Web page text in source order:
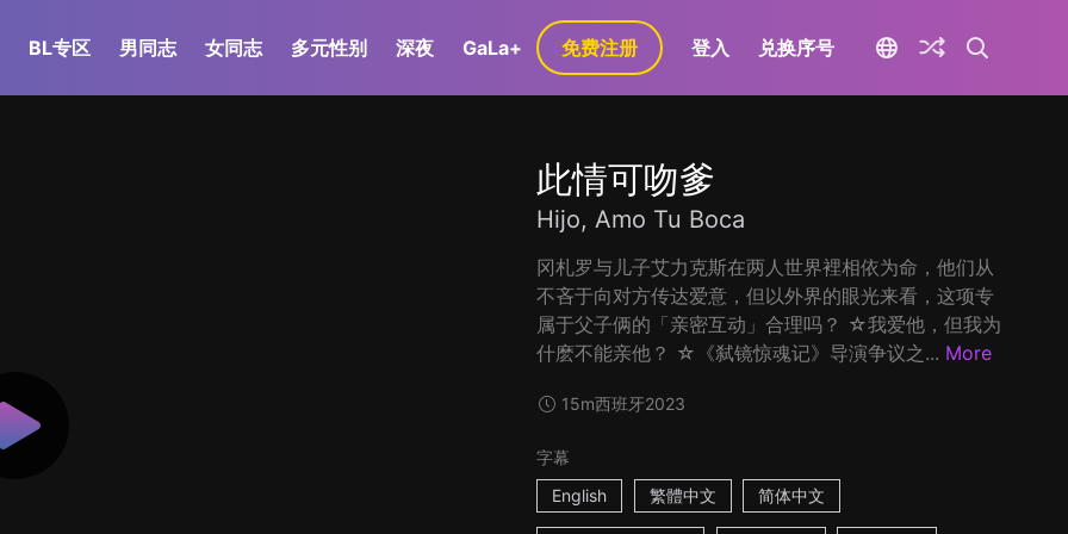
BL专区 男同志 女同志 多元性别 深夜 GaLa+ 免费注册 登入 兑换序号
此情可吻爹
Hijo, Amo Tu Boca
冈札罗与儿子艾力克斯在两人世界裡相依为命，他们从
不吝于向对方传达爱意，但以外界的眼光来看，这项专
属于父子俩的「亲密互动」合理吗？ ☆我爱他，但我为
什麽不能亲他？ ☆《弑镜惊魂记》导演争议之... More
15m西班牙2023
字幕
English
繁體中文 简体中文